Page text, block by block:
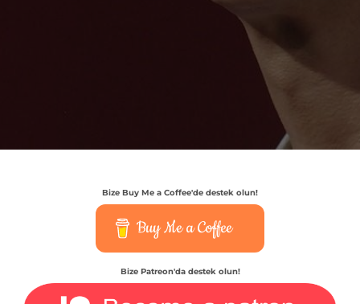
Bize Buy Me a Coffee'de destek olun!
Buy Me a Coffee
Bize Patreon'da destek olun!